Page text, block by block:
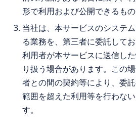
形で利用および公開できるもの
当社は、本サービスのシステ
る業務を、第三者に委託して
利用者が本サービスに送信し
り扱う場合があります。この
者との間の契約等により、委
範囲を超えた利用等を行わな
す。